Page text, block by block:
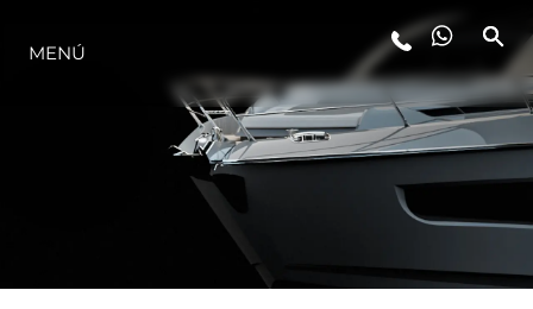
ESTILO DE VIDA
INNOVACIÓN
¿QUIÉNES SOMOS?
MENÚ